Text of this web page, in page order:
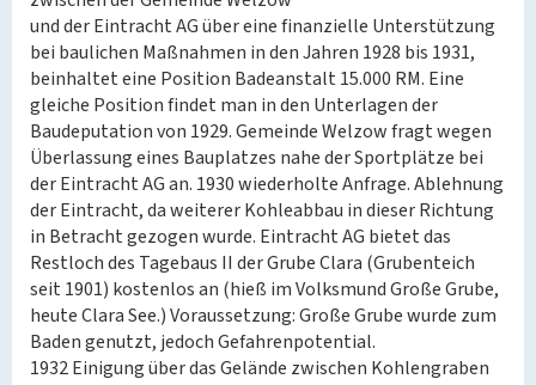
und der Eintracht AG über eine finanzielle Unterstützung
bei baulichen Maßnahmen in den Jahren 1928 bis 1931,
beinhaltet eine Position Badeanstalt 15.000 RM. Eine
gleiche Position findet man in den Unterlagen der
Baudeputation von 1929. Gemeinde Welzow fragt wegen
Überlassung eines Bauplatzes nahe der Sportplätze bei
der Eintracht AG an. 1930 wiederholte Anfrage. Ablehnung
der Eintracht, da weiterer Kohleabbau in dieser Richtung
in Betracht gezogen wurde. Eintracht AG bietet das
Restloch des Tagebaus II der Grube Clara (Grubenteich
seit 1901) kostenlos an (hieß im Volksmund Große Grube,
heute Clara See.) Voraussetzung: Große Grube wurde zum
Baden genutzt, jedoch Gefahrenpotential.
1932 Einigung über das Gelände zwischen Kohlengraben